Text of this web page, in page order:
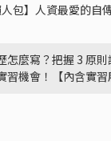
人包】人資最愛的自
怎麼寫？把握 3 原
習機會！【內含實習